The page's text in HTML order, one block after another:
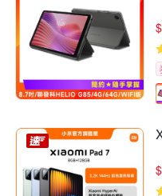
$
$